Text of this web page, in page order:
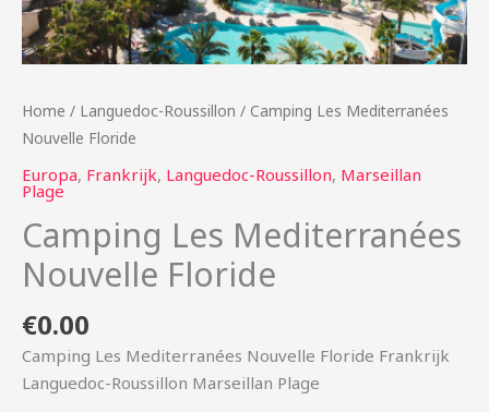
Home / Languedoc-Roussillon / Camping Les Mediterranées
Nouvelle Floride
Europa, Frankrijk, Languedoc-Roussillon, Marseillan
Plage
Camping Les Mediterranées
Nouvelle Floride
€0.00
Camping Les Mediterranées Nouvelle Floride Frankrijk
Languedoc-Roussillon Marseillan Plage